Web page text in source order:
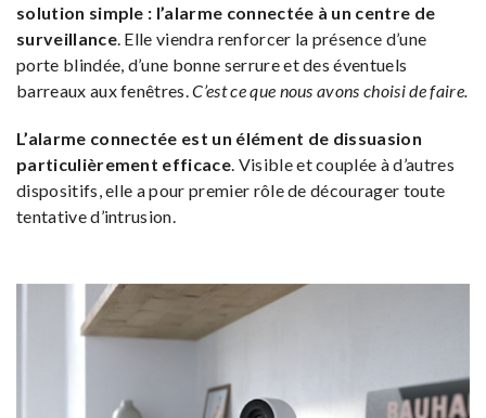
solution simple : l’alarme connectée à un centre de
surveillance. Elle viendra renforcer la présence d’une
porte blindée, d’une bonne serrure et des éventuels
barreaux aux fenêtres.C’est ce que nous avons choisi de faire.
L’alarme connectée est un élément de dissuasion
particulièrement efficace. Visible et couplée à d’autres
dispositifs, elle a pour premier rôle de décourager toute
tentative d’intrusion.